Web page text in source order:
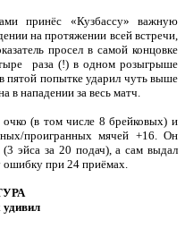
принёс «Кузбассу» важную
на протяжении всей встречи,
просел в самой концовке
раза (!) в одном розыгрыше
пятой попытке ударил чуть выше
в нападении за весь матч.
(в том числе 8 брейковых) и
проигранных мячей +16. Он
эйса за 20 подач), а сам выдал
ошибку при 24 приёмах.